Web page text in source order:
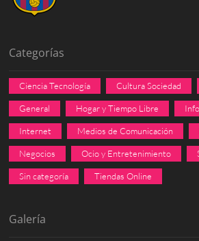
Categorías
Ciencia Tecnología Cultura Sociedad
General Hogar y Tiempo Libre
Internet Medios de Comunicación
Negocios Ocio y Entretenimiento
Sin categoría Tiendas Online
Galería